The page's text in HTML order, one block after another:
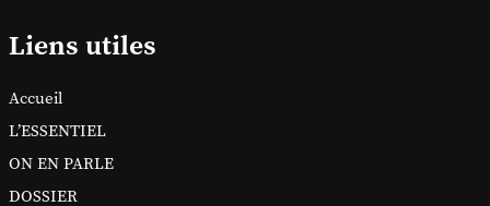
Liens utiles
Accueil
L’ESSENTIEL
ON EN PARLE
DOSSIER